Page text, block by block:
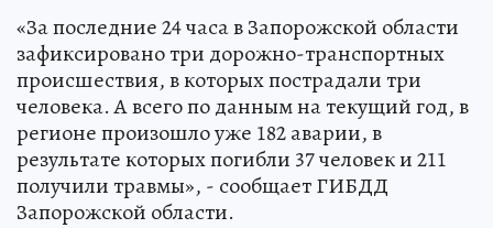
«За последние 24 часа в Запорожской области
зафиксировано три дорожно-транспортных
происшествия, в которых пострадали три
человека. А всего по данным на текущий год, в
регионе произошло уже 182 аварии, в
результате которых погибли 37 человек и 211
получили травмы», - сообщает ГИБДД
Запорожской области.